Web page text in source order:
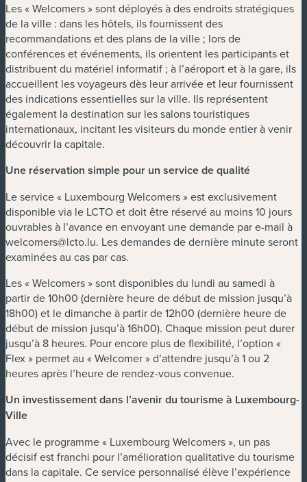
Les « Welcomers » sont déployés à des endroits stratégiques
de la ville : dans les hôtels, ils fournissent des
recommandations et des plans de la ville ; lors de
conférences et événements, ils orientent les participants et
distribuent du matériel informatif ; à l’aéroport et à la gare, ils
accueillent les voyageurs dès leur arrivée et leur fournissent
des indications essentielles sur la ville. Ils représentent
également la destination sur les salons touristiques
internationaux, incitant les visiteurs du monde entier à venir
découvrir la capitale.
Une réservation simple pour un service de qualité
Le service « Luxembourg Welcomers » est exclusivement
disponible via le LCTO et doit être réservé au moins 10 jours
ouvrables à l’avance en envoyant une demande par e-mail à
welcomers@lcto.lu. Les demandes de dernière minute seront
examinées au cas par cas.
Les « Welcomers » sont disponibles du lundi au samedi à
partir de 10h00 (dernière heure de début de mission jusqu’à
18h00) et le dimanche à partir de 12h00 (dernière heure de
début de mission jusqu’à 16h00). Chaque mission peut durer
jusqu’à 8 heures. Pour encore plus de flexibilité, l’option «
Flex » permet au « Welcomer » d’attendre jusqu’à 1 ou 2
heures après l’heure de rendez-vous convenue.
Un investissement dans l’avenir du tourisme à Luxembourg-
Ville
Avec le programme « Luxembourg Welcomers », un pas
décisif est franchi pour l’amélioration qualitative du tourisme
dans la capitale. Ce service personnalisé élève l’expérience